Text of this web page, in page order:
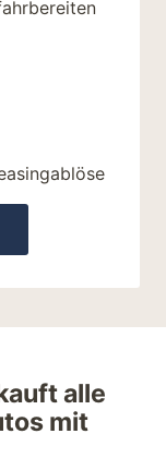
alle
mit